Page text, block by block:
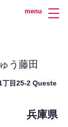
menu
う藤田
丁目25-2 Queste
兵庫県